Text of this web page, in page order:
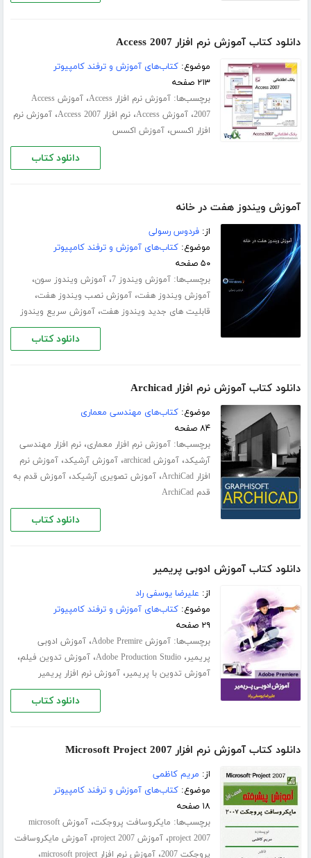
دانلود کتاب آموزش نرم افزار Access 2007
موضوع:کتاب‌های آموزش و ترفند کامپیوتر
۲۱۳ صفحه
برچسب‌ها:آموزش نرم افزار Access ،
آموزش Access
2007،آموزش Access ،نرم افزار Access 2007 ،آموزش نرم
افزار اکسس،آموزش اکسس
دانلود کتاب
آموزش ویندوز هفت در خانه
از:فردوس رسولی
موضوع:کتاب‌های آموزش و ترفند کامپیوتر
۵۰ صفحه
برچسب‌ها:آموزش ویندوز 7 ،آموزش ویندوز سون،
آموزش ویندوز هفت،آموزش نصب ویندوز هفت،
قابلیت های جدید ویندوز هفت،آموزش سریع ویندوز
دانلود کتاب
دانلود کتاب آموزش نرم افزار Archicad
موضوع:کتاب‌های مهندسی معماری
۸۴ صفحه
برچسب‌ها:آموزش نرم افزار معماری،نرم افزار مهندسی
آرشیکد،آموزش archicad ،آموزش آرشیکد،آموزش نرم
افزار ArchiCad
،آموزش تصویری آرشیکد،آموزش قدم به
قدم ArchiCad
دانلود کتاب
دانلود کتاب آموزش ادوبی پریمیر
از: علیرضا یوسفی راد
موضوع:کتاب‌های آموزش و ترفند کامپیوتر
۲۹ صفحه
برچسب‌ها:آموزش Adobe Premire ،آموزش ادوبی
پریمیر،Adobe Production Studio،آموزش تدوین فیلم،
آموزش تدوین با پریمیر،آموزش نرم افزار پریمیر
دانلود کتاب
دانلود کتاب آموزش نرم افزار Microsoft Project 2007
از: مریم کاظمی
موضوع:کتاب‌های آموزش و ترفند کامپیوتر
۱۸ صفحه
برچسب‌ها: مایکروسافت پروجکت،
آموزش microsoft
project 2007،آموزش project 2007 ،آموزش مایکروسافت
پروجکت 2007
،آموزش نرم افزار microsoft project ،